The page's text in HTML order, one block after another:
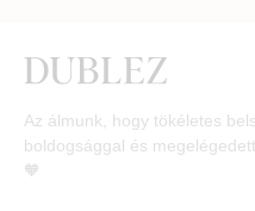
Az álmunk, hogy tökéletes
boldogsággal és
🧡